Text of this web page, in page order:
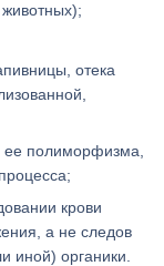
отека
ее полиморфизма,
крови
а не следов
иной) органики.